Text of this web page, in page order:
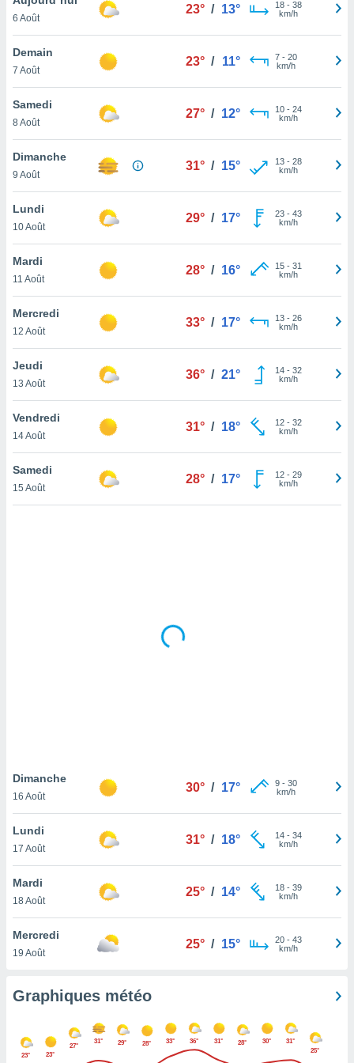
et
»,
au
vous
qu'ils
ou
le
ainsi
un
la
du
en
de
pas
de
à
cas,
que
sur le
ne
6 Août
23° / 13° 18- 38
km/h
Demain
7 Août
23° / 11° 7- 20
km/h
Samedi
8 Août
27° / 12° 10- 24
km/h
Dimanche
9 Août
31° / 15° 13- 28
km/h
Lundi
10 Août
29° / 17° 23- 43
km/h
Mardi
11 Août
28° / 16° 15- 31
km/h
Mercredi
12 Août
33° / 17° 13- 26
km/h
Jeudi
13 Août
36° / 21° 14- 32
km/h
Vendredi
14 Août
31° / 18° 12- 32
km/h
Samedi
15 Août
28° / 17° 12- 29
km/h
Dimanche
16 Août
30° / 17° 9- 30
km/h
Lundi
17 Août
31° / 18° 14- 34
km/h
Mardi
18 Août
25° / 14° 18- 39
km/h
Mercredi
19 Août
25° / 15° 20- 43
km/h
Graphiques météo
23° 23°
27°
31° 29° 28° 33° 36° 31° 28° 30°
31°
25°